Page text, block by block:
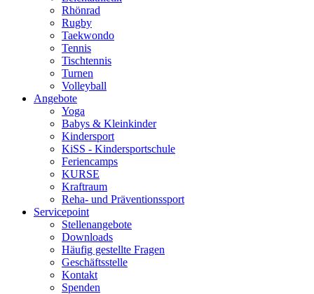
Rhönrad
Rugby
Taekwondo
Tennis
Tischtennis
Turnen
Volleyball
Angebote
Yoga
Babys & Kleinkinder
Kindersport
KiSS - Kindersportschule
Feriencamps
KURSE
Kraftraum
Reha- und Präventionssport
Servicepoint
Stellenangebote
Downloads
Häufig gestellte Fragen
Geschäftsstelle
Kontakt
Spenden